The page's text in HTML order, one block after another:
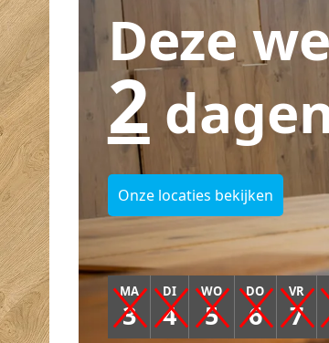
Deze
2
Onze locaties bekijken
MA
3
DI
4
WO
5
DO
6
VR
7